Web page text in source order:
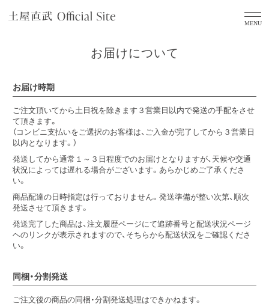
お届けについて
お届け時期
ご注文頂いてから土日祝を除きます３営業日以内で発送の手配をさせ
て頂きます。
（コンビニ支払いをご選択のお客様は、ご入金が完了してから３営業日
以内となります。）
発送してから通常１～３日程度でのお届けとなりますが、天候や交通
状況によっては遅れる場合がございます。あらかじめご了承くださ
い。
商品配達の日時指定は行っておりません。発送準備が整い次第、順次
発送させて頂きます。
発送完了した商品は、注文履歴ページにて追跡番号と配送状況ページ
ヘのリンクが表示されますので、そちらから配送状況をご確認くださ
い。
同梱・分割発送
ご注文後の商品の同梱・分割発送処理はできかねます。